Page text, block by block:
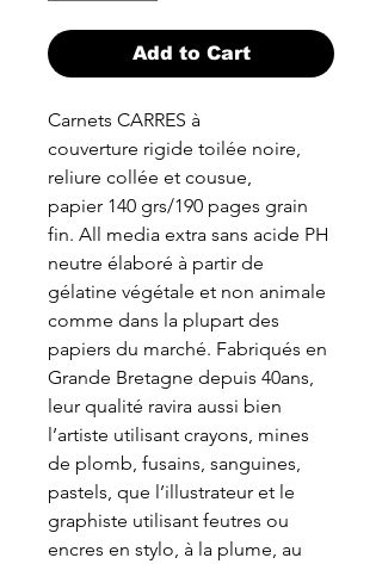
Add to Cart
Carnets CARRES à
couverture rigide toilée noire,
reliure collée et cousue,
papier 140 grs/190 pages grain
fin. All media extra sans acide PH
neutre élaboré à partir de
gélatine végétale et non animale
comme dans la plupart des
papiers du marché. Fabriqués en
Grande Bretagne depuis 40ans,
leur qualité ravira aussi bien
l’artiste utilisant crayons, mines
de plomb, fusains, sanguines,
pastels, que l’illustrateur et le
graphiste utilisant feutres ou
encres en stylo, à la plume, au